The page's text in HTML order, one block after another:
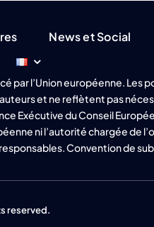
News et Social
par l’Union européenne. Les
et ne reflètent pas
Exécutive du Conseil
ni l’autorité chargée de
Convention de
reserved.